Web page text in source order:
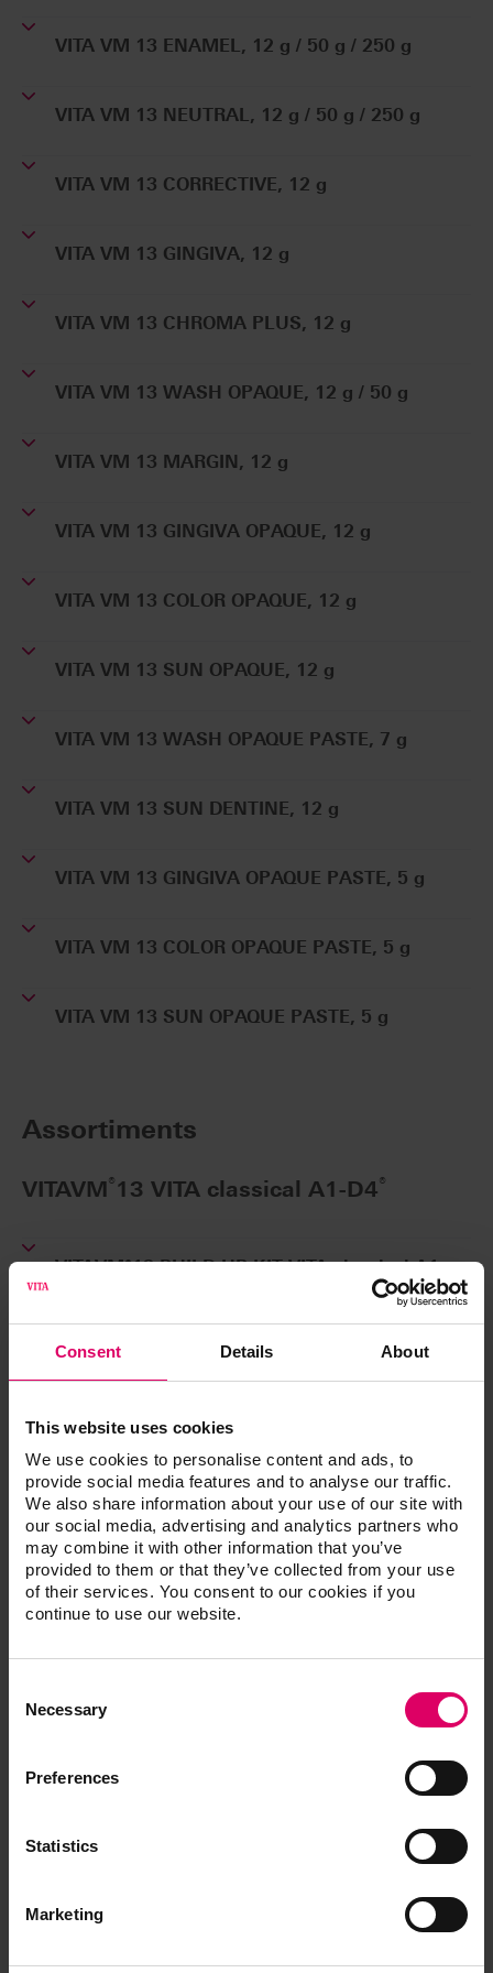
Consent Details About
This website uses cookies
We use cookies to personalise content and ads, to
provide social media features and to analyse our traffic.
We also share information about your use of our site with
our social media, advertising and analytics partners who
may combine it with other information that you’ve
provided to them or that they’ve collected from your use
of their services. You consent to our cookies if you
continue to use our website.
Selection
Necessary
Preferences
Statistics
Marketing
VITA VM 13 ENAMEL, 12 g / 50 g / 250 g
VITA VM 13 NEUTRAL, 12 g / 50 g / 250 g
VITA VM 13 CORRECTIVE, 12 g
VITA VM 13 GINGIVA, 12 g
VITA VM 13 CHROMA PLUS, 12 g
VITA VM 13 WASH OPAQUE, 12 g / 50 g
VITA VM 13 MARGIN, 12 g
VITA VM 13 GINGIVA OPAQUE, 12 g
VITA VM 13 COLOR OPAQUE, 12 g
VITA VM 13 SUN OPAQUE, 12 g
VITA VM 13 WASH OPAQUE PASTE, 7 g
VITA VM 13 SUN DENTINE, 12 g
VITA VM 13 GINGIVA OPAQUE PASTE, 5 g
VITA VM 13 COLOR OPAQUE PASTE, 5 g
VITA VM 13 SUN OPAQUE PASTE, 5 g
Assortiments
VITAVM®13 VITA classical A1-D4®
VITAVM®13 BUILD UP KIT VITA classical A1-
Coffret d'essai pour les premiers tests
VITAVM®13 VITA SYSTEM 3D-
MASTER®
VITAVM®13 BUILD UP KIT VITA SYSTEM 3D-
Coffret pour la stratification BUILD UP
VITAVM®13 ONE COLOR KIT 2M2 POWDER
BV13OCK2M2V3
VITAVM®13 ONE COLOR KIT 3M2 POWDER